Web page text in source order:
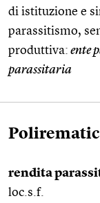
di istituzione e
parassitismo,
produttiva: ente
parassitaria
rendita
loc.s.f.